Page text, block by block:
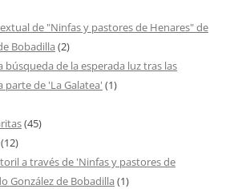
de "Ninfas y pastores de Henares" de
Bobadilla (2)
búsqueda de la esperada luz tras las
parte de 'La Galatea' (1)
(45)
(12)
a través de 'Ninfas y pastores de
González de Bobadilla (1)